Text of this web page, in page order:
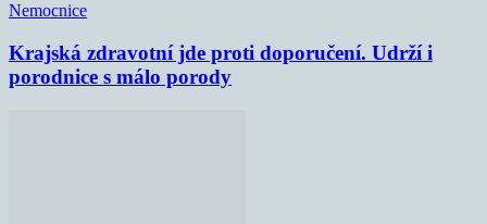
Nemocnice
Krajská zdravotní jde proti doporučení. Udrží i
porodnice s málo porody